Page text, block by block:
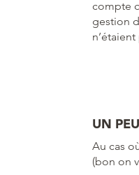
compte
gestion
UN
Au cas
(bon on